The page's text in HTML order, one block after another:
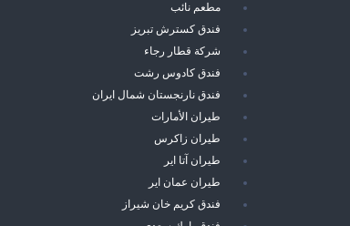
مطعم نائب
فندق كسترش تبريز
شركة قطار رجاء
فندق كادوس رشت
فندق نارنجستان شمال ايران
طيران الأمارات
طيران زاكرس
طيران آتا اير
طيران عمان اير
فندق كريم خان شيراز